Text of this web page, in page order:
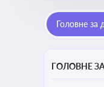
Головне за
ГОЛОВНЕ